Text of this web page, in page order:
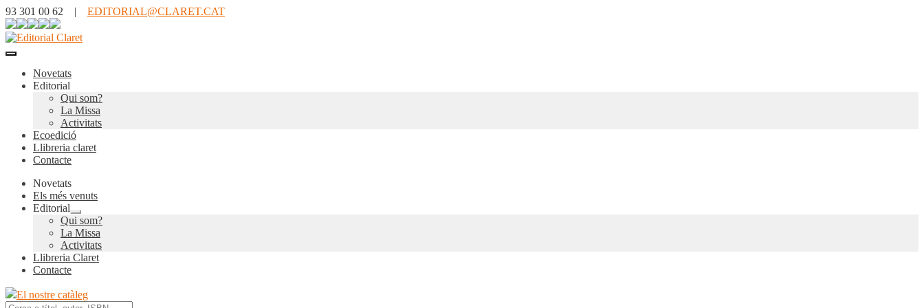
93 301 00 62 | EDITORIAL@CLARET.CAT
Novetats
Editorial
Qui som?
La Missa
Activitats
Ecoedició
Llibreria claret
Contacte
Novetats
Els més venuts
Editorial
Expandeix
el
menú
secundari
Qui som?
La Missa
Activitats
Llibreria Claret
Contacte
El nostre catàleg